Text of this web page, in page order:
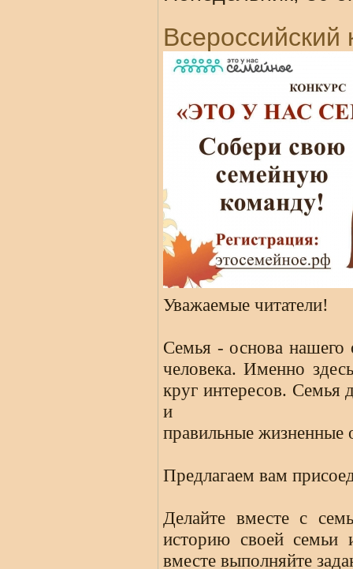
Всероссийский
Уважаемые читатели!
Семья - основа
человека. Именно
круг интересов. Семья
и
правильные жизненные
Предлагаем вам
Делайте вместе с
историю своей семьи
вместе выполняйте